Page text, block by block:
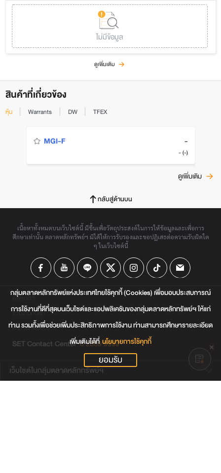
ไม่มีข้อมูล
ดูเพิ่มเติม
สินค้าที่เกี่ยวข้อง
หุ้น Warrants DW TFEX
MGI-F -
- (-)
ดูเพิ่มเติม
กลับสู่ด้านบน
เนื้อหาทั้งหมดบนเว็บไซต์นี้ มีขึ้นเพื่อวัตถุประสงค์ในการให้ข้อมูลและเพื่อการ
ศึกษาเท่านั้น ตลาดหลักทรัพย์ฯ มิได้ให้การรับรองและขอปฏิเสธต่อความรับผิดใด
ๆ ในเว็บไซต์นี้
ติดต่อเรา
ร่วมงานกับเรา
คำถามที่พบบ่อย
SET Contact Center 0 2009 9999
เว็บไซต์ในกลุ่มตลาดหลักทรัพย์ฯ
กลุ่มตลาดหลักทรัพย์แห่งประเทศไทยใช้คุกกี้ (Cookies) เพื่อมอบประสบการณ์
การใช้งานที่ดีที่สุดบนเว็บไซต์และแอปพลิเคชันของกลุ่มตลาดหลักทรัพย์ฯ ให้แก่
ท่าน รวมทั้งเพื่อช่วยเพิ่มประสิทธิภาพการใช้งาน ท่านสามารถศึกษารายละเอียด
เพิ่มเติมได้ที่นโยบายการใช้คุกกี้
ยอมรับ